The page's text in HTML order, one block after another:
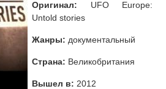
Оригинал: UFO Europe:
Untold stories
Жанры: документальный
Страна: Великобритания
Вышел в: 2012